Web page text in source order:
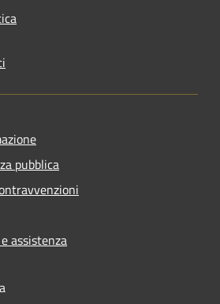
pubblica
assistenza